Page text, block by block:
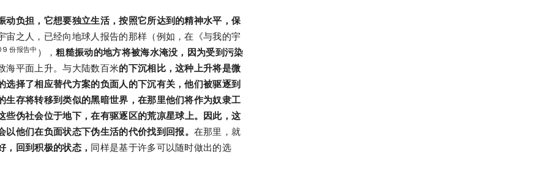
负担，它想要独立生活，按照它所达到的精神水平，保
宙之人，已经向地球人报告的那样（例如，在《与我的宇
份报告中 ），粗糙振动的地方将被海水淹没，因为受到污染
海平面上升。与大陆数百米的下沉相比，这种上升将是微
择了相应替代方案的负面人的下沉有关，他们被驱逐到
存将转移到类似的黑暗世界，在那里他们将作为奴隶工
些伪社会位于地下，在有驱逐区的荒凉星球上。因此，这
以他们在负面状态下伪生活的代价找到回报。 在那里，就
，回到积极的状态， 同样是基于许多可以随时做出的选